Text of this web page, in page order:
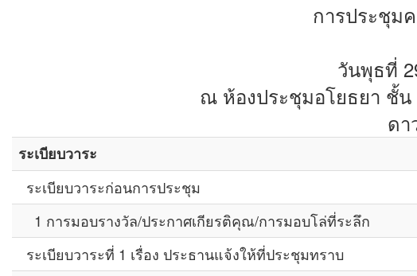
การประชุม
วันพุธที่
ณ ห้องประชุมอโยธยา ชั้น
ดา
ระเบียบวาระ
ระเบียบวาระก่อนการประชุม
1 การมอบรางวัล/ประกาศเกียรติคุณ/การมอบโล่ที่ระลึก
ระเบียบวาระที่ 1 เรื่อง ประธานแจ้งให้ที่ประชุมทราบ